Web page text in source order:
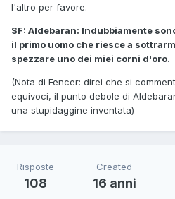
l'altro per favore.
SF: Aldebaran: Indubbiamente
il primo uomo che riesce a
spezzare uno dei miei corni d'oro.
(Nota di Fencer: direi che si
equivoci, il punto debole di Aldebaran
una stupidaggine inventata)
Risposte
108
Created
16 anni